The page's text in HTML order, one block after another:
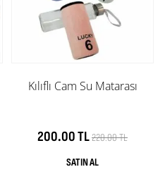
Kılıflı Cam Su Matarası
200.00 TL220.00 TL